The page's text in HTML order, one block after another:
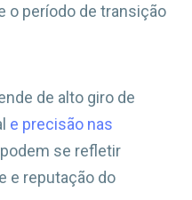
o período de transição
de alto giro de
e precisão nas
se refletir
e reputação do